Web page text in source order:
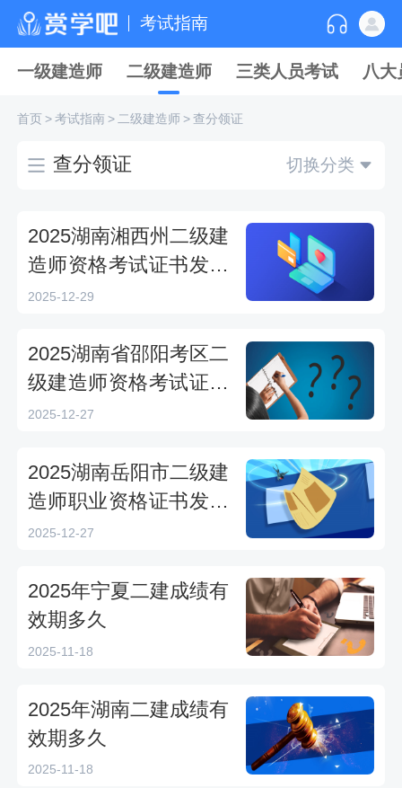
考试指南
一级建造师 二级建造师 三类人员考试 八大
首页>考试指南> 二级建造师>查分领证
查分领证 切换分类
2025湖南湘西州二级建
造师资格考试证书发放
公告
2025-12-29
2025湖南省邵阳考区二
级建造师资格考试证书
发放公告
2025-12-27
2025湖南岳阳市二级建
造师职业资格证书发放
公告
2025-12-27
2025年宁夏二建成绩有
效期多久
2025-11-18
2025年湖南二建成绩有
效期多久
2025-11-18